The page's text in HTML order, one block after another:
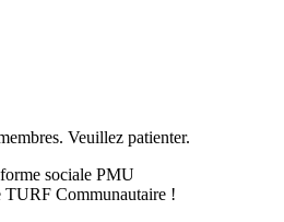
Veuillez patienter.
sociale PMU
Communautaire !